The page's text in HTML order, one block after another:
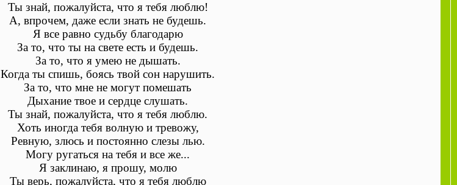
Ты знай, пожалуйста, что я тебя люблю!
А, впрочем, даже если знать не будешь.
Я все равно судьбу благодарю
За то, что ты на свете есть и будешь.
За то, что я умею не дышать.
Когда ты спишь, боясь твой сон нарушить.
За то, что мне не могут помешать
Дыхание твое и сердце слушать.
Ты знай, пожалуйста, что я тебя люблю.
Хоть иногда тебя волную и тревожу,
Ревную, злюсь и постоянно слезы лью.
Могу ругаться на тебя и все же...
Я заклинаю, я прошу, молю
Ты верь, пожалуйста, что я тебя люблю